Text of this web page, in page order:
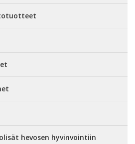
hevosen hyvinvointiin